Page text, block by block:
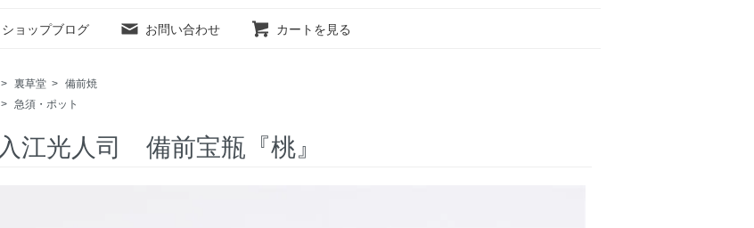
ショップブログ お問い合わせ カートを見る
> 裏草堂 > 備前焼
> 急須・ポット
入江光人司 備前宝瓶『桃』